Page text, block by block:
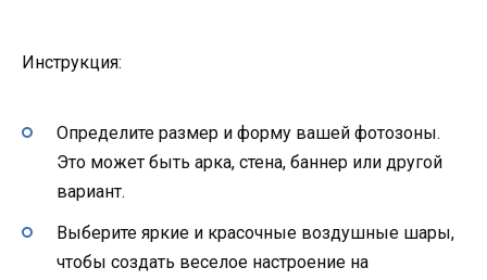
Инструкция:
Определите размер и форму вашей фотозоны.
Это может быть арка, стена, баннер или другой
вариант.
Выберите яркие и красочные воздушные шары,
чтобы создать веселое настроение на